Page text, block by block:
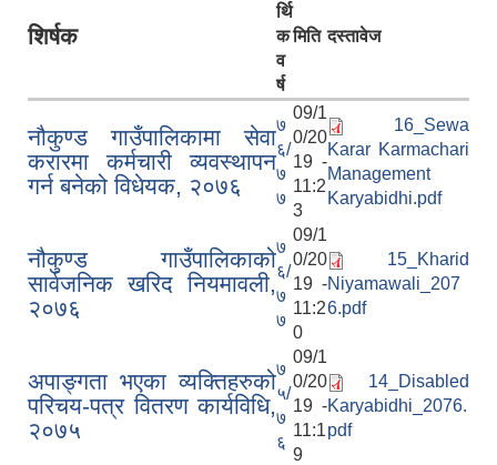
शिर्षक
र्थि
क
व
र्ष
मिति दस्तावेज
नौकुण्ड गाउँपालिकामा सेवा
करारमा कर्मचारी व्यवस्थापन
गर्न बनेको विधेयक, २०७६
७
६/
७
७
09/1
0/20
19 -
11:2
3
16_Sewa
Karar Karmachari
Management
Karyabidhi.pdf
नौकुण्ड गाउँपालिकाको
सार्वजनिक खरिद नियमावली,
२०७६
७
६/
७
७
09/1
0/20
19 -
11:2
0
15_Kharid
Niyamawali_207
6.pdf
अपाङ्गता भएका व्यक्तिहरुको
परिचय-पत्र वितरण कार्यविधि,
२०७५
७
५/
७
६
09/1
0/20
19 -
11:1
9
14_Disabled
Karyabidhi_2076.
pdf